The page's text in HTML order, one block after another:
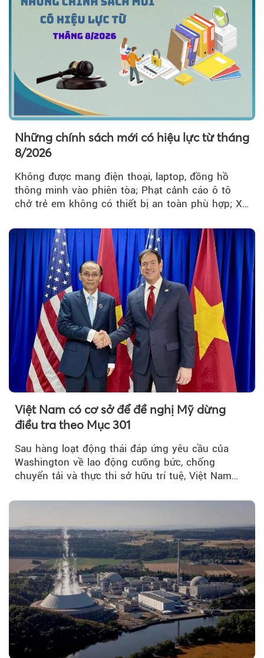
Những chính sách mới có hiệu lực từ tháng
8/2026
Không được mang điện thoại, laptop, đồng hồ
thông minh vào phiên tòa; Phạt cảnh cáo ô tô
chở trẻ em không có thiết bị an toàn phù hợp; Xe
với Bộ Công an… là những chính sách mới có
hiệu lực từ tháng 8/2026.
Việt Nam có cơ sở để đề nghị Mỹ dừng
điều tra theo Mục 301
Sau hàng loạt động thái đáp ứng yêu cầu của
Washington về lao động cưỡng bức, chống
chuyển tải và thực thi sở hữu trí tuệ, Việt Nam